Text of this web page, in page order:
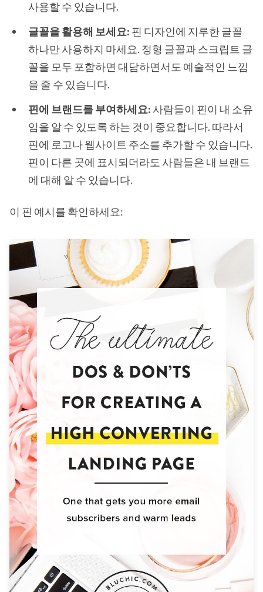
사용할 수 있습니다.
글꼴을 활용해 보세요: 핀 디자인에 지루한 글꼴
하나만 사용하지 마세요. 정형 글꼴과 스크립트 글
꼴을 모두 포함하면 대담하면서도 예술적인 느낌
을 줄 수 있습니다.
핀에 브랜드를 부여하세요: 사람들이 핀이 내 소유
임을 알 수 있도록 하는 것이 중요합니다. 따라서
핀에 로고나 웹사이트 주소를 추가할 수 있습니다.
핀이 다른 곳에 표시되더라도 사람들은 내 브랜드
에 대해 알 수 있습니다.
이 핀 예시를 확인하세요: